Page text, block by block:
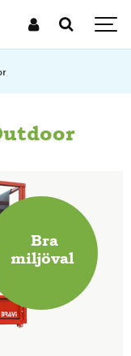
Bra
miljöval.